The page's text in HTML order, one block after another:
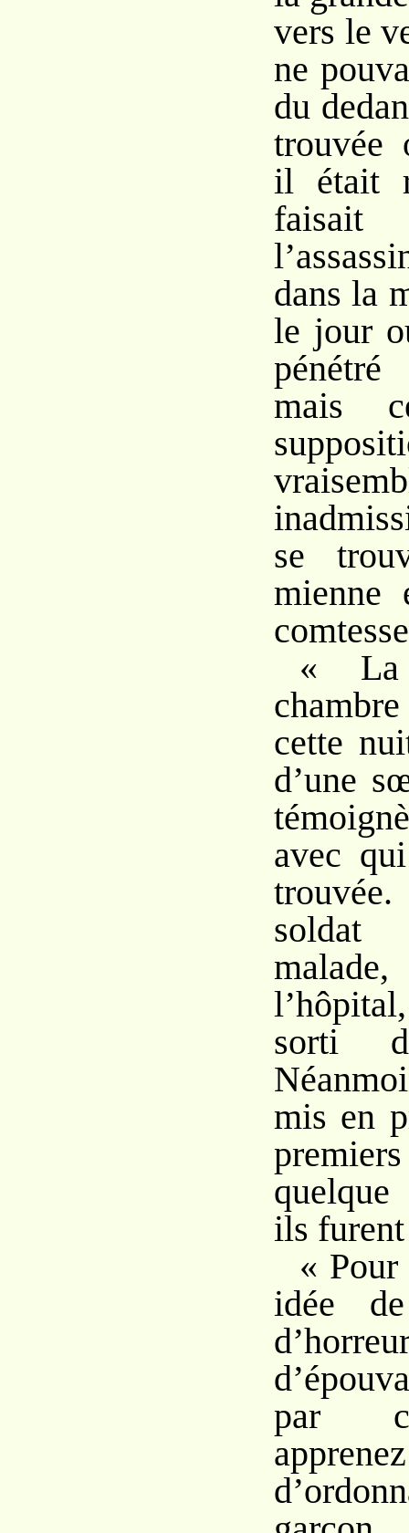
vers le
ne
du
trouvée
il était
faisait
dans la
le jour
mais
se
mienne
« La
cette
d’une
avec
soldat
sorti
mis en
ils
«
idée de
par